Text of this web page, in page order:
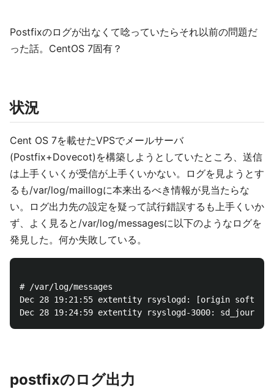
Postfixのログが出なくて唸っていたらそれ以前の問題だ
った話。CentOS 7固有？
状況
Cent OS 7を載せたVPSでメールサーバ
(Postfix+Dovecot)を構築しようとしていたところ、送信
は上手くいくが受信が上手くいかない。ログを見ようとす
るも/var/log/maillogに本来出るべき情報が見当たらな
い。ログ出力先の設定を疑って試行錯誤するも上手くいか
ず、よく見ると/var/log/messagesに以下のようなログを
発見した。何か失敗している。
# /var/log/messages
Dec 28 19:21:55 extentity rsyslogd: [origin
postfixのログ出力